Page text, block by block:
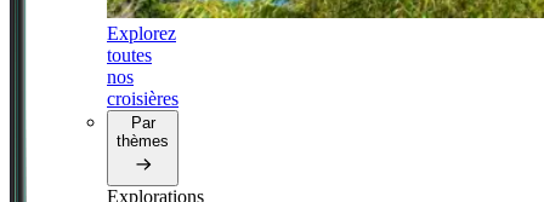
Explorez
toutes
nos
croisières
Par
thèmes
Explorations